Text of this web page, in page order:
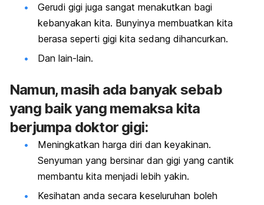
Gerudi gigi juga sangat menakutkan bagi
kebanyakan kita. Bunyinya membuatkan kita
berasa seperti gigi kita sedang dihancurkan.
Dan lain-lain.
Namun, masih ada banyak sebab
yang baik yang memaksa kita
berjumpa doktor gigi:
Meningkatkan harga diri dan keyakinan.
Senyuman yang bersinar dan gigi yang cantik
membantu kita menjadi lebih yakin.
Kesihatan anda secara keseluruhan boleh